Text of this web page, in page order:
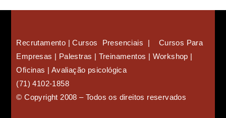
Recrutamento | Cursos Presenciais | Cursos Para
Empresas | Palestras | Treinamentos | Workshop |
Oficinas | Avaliação psicológica
(71) 4102-1858
©Copyright 2008–Todos os direitos reservados